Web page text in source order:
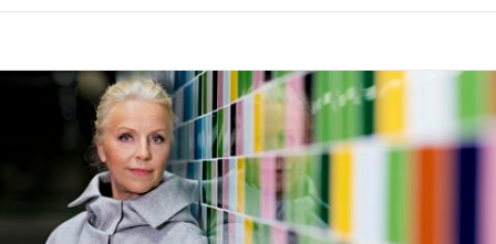
Om webbplatsen
Bild